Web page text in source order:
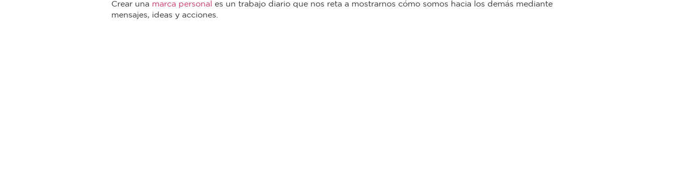
Crear una marca personal
es un trabajo diario que nos reta a mostrarnos cómo somos hacia los demás mediante
mensajes, ideas y acciones.